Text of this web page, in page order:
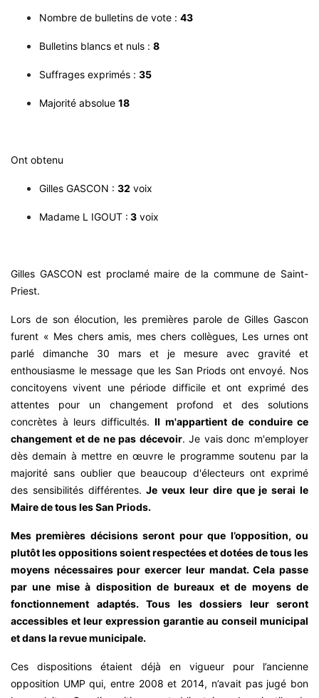
Nombre de bulletins de vote : 43
Bulletins blancs et nuls : 8
Suffrages exprimés : 35
Majorité absolue 18
Ont obtenu
Gilles GASCON : 32 voix
Madame L IGOUT : 3 voix
Gilles GASCON est proclamé maire de la commune de Saint-
Priest.
Lors de son élocution, les premières parole de Gilles Gascon
furent « Mes chers amis, mes chers collègues, Les urnes ont
parlé dimanche 30 mars et je mesure avec gravité et
enthousiasme le message que les San Priods ont envoyé. Nos
concitoyens vivent une période difficile et ont exprimé des
attentes pour un changement profond et des solutions
concrètes à leurs difficultés. Il m'appartient de conduire ce
changement et de ne pas décevoir. Je vais donc m'employer
dès demain à mettre en œuvre le programme soutenu par la
majorité sans oublier que beaucoup d'électeurs ont exprimé
des sensibilités différentes.Je veux leur dire que je serai le
Maire de tous les San Priods.
Mes premières décisions seront pour que l’opposition, ou
plutôt les oppositions soient respectées et dotées de tous les
moyens nécessaires pour exercer leur mandat. Cela passe
par une mise à disposition de bureaux et de moyens de
fonctionnement adaptés. Tous les dossiers leur seront
accessibles et leur expression garantie au conseil municipal
et dans la revue municipale.
Ces dispositions étaient déjà en vigueur pour l’ancienne
opposition UMP qui, entre 2008 et 2014, n’avait pas jugé bon